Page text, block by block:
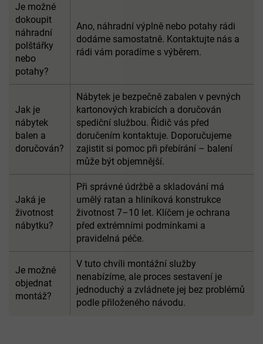
Je možné
dokoupit
náhradní
polštářky
nebo
potahy?
Ano, náhradní výplně nebo potahy rádi
dodáme samostatně. Kontaktujte nás a
rádi vám poradíme s výběrem.
Jak je
nábytek
balen a
doručován?
Nábytek je bezpečně zabalen v pevných
kartonových krabicích a doručován
spediční službou. Řidič vás před
doručením kontaktuje. Doporučujeme
zajistit si pomoc při přebírání – balení
může být objemnější.
Jaká je
životnost
nábytku?
Při správné údržbě a skladování má
umělý ratan a hliníková konstrukce
životnost 7–10 let. Klíčem je ochrana
před extrémními podmínkami a
pravidelná péče.
Je možné
objednat
montáž?
V tuto chvíli montážní služby
nenabízíme, ale proces sestavení je
jednoduchý a zvládnete jej bez problémů
podle přiloženého návodu.